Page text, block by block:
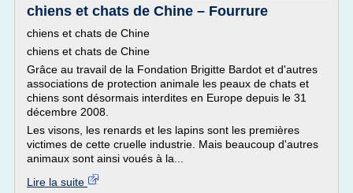
chiens et chats de Chine – Fourrure
chiens et chats de Chine
chiens et chats de Chine
Grâce au travail de la Fondation Brigitte Bardot et d'autres
associations de protection animale les peaux de chats et
chiens sont désormais interdites en Europe depuis le 31
décembre 2008.
Les visons, les renards et les lapins sont les premières
victimes de cette cruelle industrie. Mais beaucoup d'autres
animaux sont ainsi voués à la...
Lire la suite